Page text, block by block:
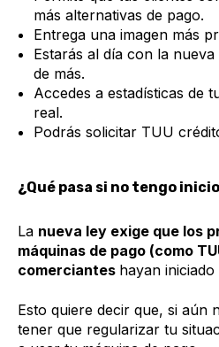
más alternativas de pago.
Entrega una imagen más
Estarás al día con la
de más.
Accedes a estadísticas de
real.
Podrás solicitar TUU
¿Qué pasa si no tengo
La nueva ley exige que los
máquinas de pago (como
comerciantes hayan
Esto quiere decir que, si aún
tener que regularizar tu